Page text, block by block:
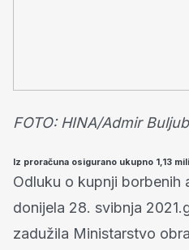
FOTO: HINA/Admir
Iz proračuna osigurano ukupno 1,13
Odluku o kupnji borbenih
donijela 28. svibnja
zadužila Ministarstvo